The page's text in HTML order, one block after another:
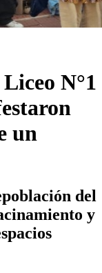
N°1
un
del
y